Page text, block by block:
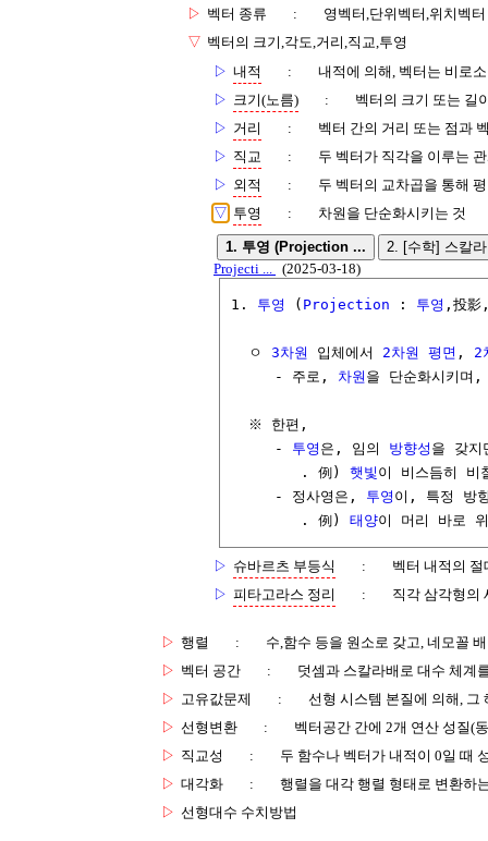
▷ 벡터 종류 :
영벡터,단위벡터,위치벡
▽ 벡터의 크기,각도,거리,직교,투영
▷ 내적 :
내적에 의해, 벡터는 비로
▷ 크기(노름) :
벡터의 크기 또는 길
▷ 거리 :
벡터 간의 거리 또는 점과
▷ 직교 :
두 벡터가 직각을 이루는
▷ 외적 :
두 벡터의 교차곱을 통해
▽ 투영 : 차원을 단순화시키는 것
1. 투영 (Projection ...
2. [수학]
Projecti ...
(2025-03-18)
1. 투영 ( Projection : 투영 ,投
  ㅇ
3차원 입체에서 2차원 평면 , 2
     - 주로,
차원 을 단순화시키
  ※ 한편,
     -
투영 은, 임의 방향성 을 갖지
        . 例)
햇빛 이 비스듬히 비
     - 정사영은,
투영 이, 특정 방
        . 例)
태양이 머리 바로
▷ 슈바르츠 부등식 :
벡터 내적의
▷ 피타고라스 정리 : 직각 삼각형의
▷ 행렬 :
수,함수 등을 원소로 갖고, 네모꼴
▷ 벡터 공간 :
덧셈과 스칼라배로 대수 체계
▷ 고유값문제 :
선형 시스템 본질에 의해, 그
▷ 선형변환 :
벡터공간 간에 2개 연산 성질(
▷ 직교성 :
두 함수나 벡터가 내적이 0일 때
▷ 대각화 :
행렬을 대각 행렬 형태로 변환하
▷ 선형대수 수치방법